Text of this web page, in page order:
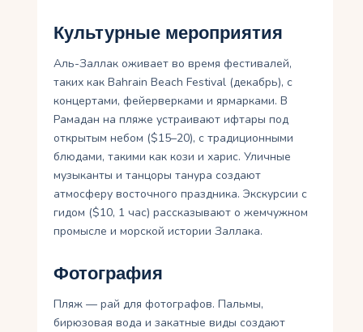
Культурные мероприятия
Аль-Заллак оживает во время фестивалей,
таких как Bahrain Beach Festival (декабрь), с
концертами, фейерверками и ярмарками. В
Рамадан на пляже устраивают ифтары под
открытым небом ($15–20), с традиционными
блюдами, такими как кози и харис. Уличные
музыканты и танцоры танура создают
атмосферу восточного праздника. Экскурсии с
гидом ($10, 1 час) рассказывают о жемчужном
промысле и морской истории Заллака.
Фотография
Пляж — рай для фотографов. Пальмы,
бирюзовая вода и закатные виды создают